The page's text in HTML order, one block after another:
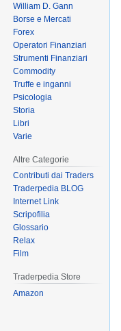
William D. Gann
Borse e Mercati
Forex
Operatori Finanziari
Strumenti Finanziari
Commodity
Truffe e inganni
Psicologia
Storia
Libri
Varie
Altre Categorie
Contributi dai Traders
Traderpedia BLOG
Internet Link
Scripofilia
Glossario
Relax
Film
Traderpedia Store
Amazon